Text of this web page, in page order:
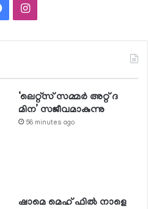
FacebookInstagram
‘ലെറ്റ്‌സ് സമ്മര്‍ അറ്റ് ദ
മിന’ സജീവമാകുന്നു
56 minutes ago
ഷാമെ മെഹ് ഫില്‍ നാളെ